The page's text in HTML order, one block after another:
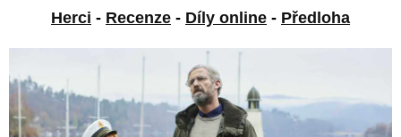
Herci - Recenze - Díly online - Předloha